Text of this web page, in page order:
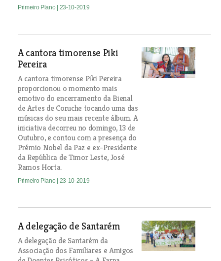
Primeiro Plano | 23-10-2019
A cantora timorense Piki
Pereira
A cantora timorense Piki Pereira
proporcionou o momento mais
emotivo do encerramento da Bienal
de Artes de Coruche tocando uma das
músicas do seu mais recente álbum. A
iniciativa decorreu no domingo, 13 de
Outubro, e contou com a presença do
Prémio Nobel da Paz e ex-Presidente
da República de Timor Leste, José
Ramos Horta.
Primeiro Plano | 23-10-2019
A delegação de Santarém
A delegação de Santarém da
Associação dos Familiares e Amigos